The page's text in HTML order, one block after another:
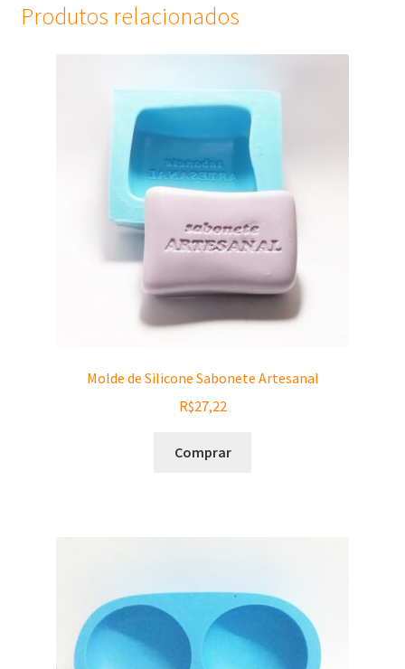
Produtos relacionados
Molde de Silicone Sabonete Artesanal
R$27,22
Comprar